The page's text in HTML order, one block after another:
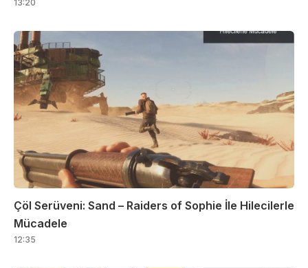
13:20
Çöl Serüveni: Sand – Raiders of Sophie İle Hilecilerle
Mücadele
12:35